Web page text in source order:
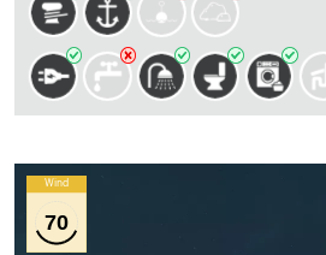
Wind
70